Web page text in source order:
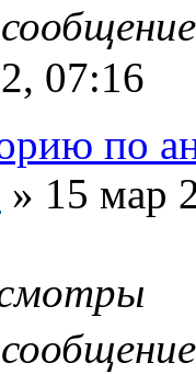
07:16
по
» 15 мар